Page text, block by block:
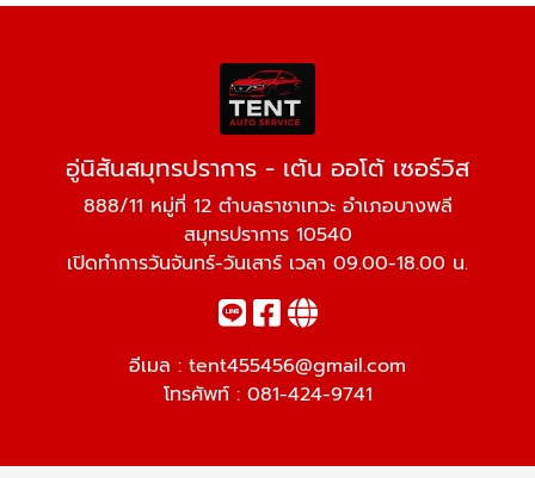
อู่นิสันสมุทรปราการ - เต้น ออโต้ เซอร์วิส
888/11 หมู่ที่ 12 ตำบลราชาเทวะ อำเภอบางพลี
สมุทรปราการ 10540
เปิดทำการวันจันทร์-วันเสาร์ เวลา 09.00-18.00 น.
อีเมล : tent455456@gmail.com
โทรศัพท์ : 081-424-9741